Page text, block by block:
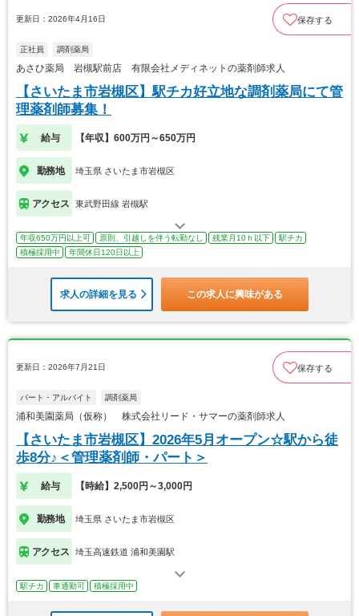
更新日：2026年4月16日 保存する
正社員 調剤薬局
あさひ薬局 岩槻駅前店 有限会社メディネットの薬剤師求人
【さいたま市岩槻区】駅チカ好立地な調剤薬局にて管
理薬剤師募集！
給与 【年収】600万円～650万円
勤務地 埼玉県 さいたま市岩槻区
アクセス 東武野田線 岩槻駅
年収650万円以上可 原則、引越しを伴う転勤なし 残業月10ｈ以下
駅チカ
積極採用中
年間休日120日以上
求人の詳細を見る この求人に興味がある
更新日：2026年7月21日 保存する
パート・アルバイト 調剤薬局
浦和美園薬局（仮称） 株式会社リード・サマーの薬剤師求人
【さいたま市岩槻区】2026年5月オープン☆駅から徒
歩8分♪＜管理薬剤師・パート＞
給与 【時給】2,500円～3,000円
勤務地 埼玉県 さいたま市岩槻区
アクセス 埼玉高速鉄道 浦和美園駅
駅チカ 車通勤可 積極採用中